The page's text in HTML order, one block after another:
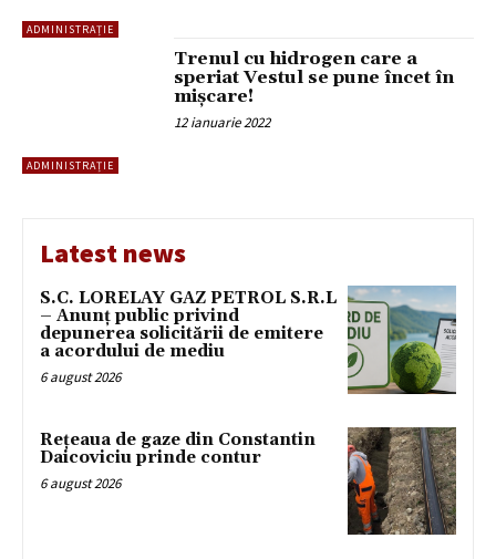
ADMINISTRAȚIE
ADMINISTRAȚIE
Trenul cu hidrogen care a
speriat Vestul se pune încet în
mișcare!
12 ianuarie 2022
Latest news
S.C. LORELAY GAZ PETROL S.R.L
– Anunț public privind
depunerea solicitării de emitere
a acordului de mediu
6 august 2026
Rețeaua de gaze din Constantin
Daicoviciu prinde contur
6 august 2026